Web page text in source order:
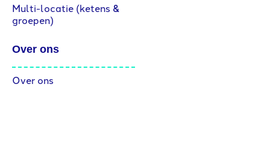
Multi-locatie (ketens &
groepen)
Over ons
Over ons